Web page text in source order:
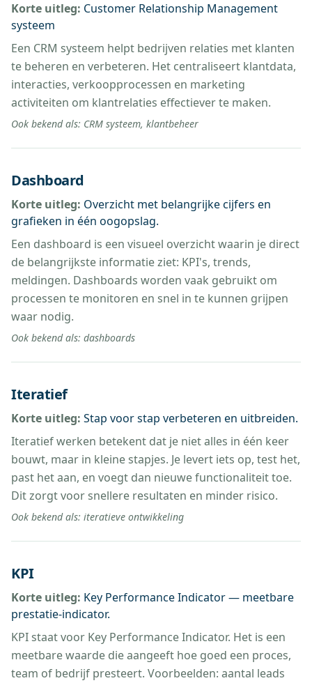
Korte uitleg: Customer Relationship Management
systeem
Een CRM systeem helpt bedrijven relaties met klanten
te beheren en verbeteren. Het centraliseert klantdata,
interacties, verkoopprocessen en marketing
activiteiten om klantrelaties effectiever te maken.
Ook bekend als: CRM systeem, klantbeheer
Dashboard
Korte uitleg: Overzicht met belangrijke cijfers en
grafieken in één oogopslag.
Een dashboard is een visueel overzicht waarin je direct
de belangrijkste informatie ziet: KPI's, trends,
meldingen. Dashboards worden vaak gebruikt om
processen te monitoren en snel in te kunnen grijpen
waar nodig.
Ook bekend als: dashboards
Iteratief
Korte uitleg: Stap voor stap verbeteren en uitbreiden.
Iteratief werken betekent dat je niet alles in één keer
bouwt, maar in kleine stapjes. Je levert iets op, test het,
past het aan, en voegt dan nieuwe functionaliteit toe.
Dit zorgt voor snellere resultaten en minder risico.
Ook bekend als: iteratieve ontwikkeling
KPI
Korte uitleg: Key Performance Indicator — meetbare
prestatie-indicator.
KPI staat voor Key Performance Indicator. Het is een
meetbare waarde die aangeeft hoe goed een proces,
team of bedrijf presteert. Voorbeelden: aantal leads